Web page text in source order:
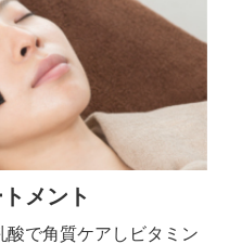
メント
で角質ケアしビタミン